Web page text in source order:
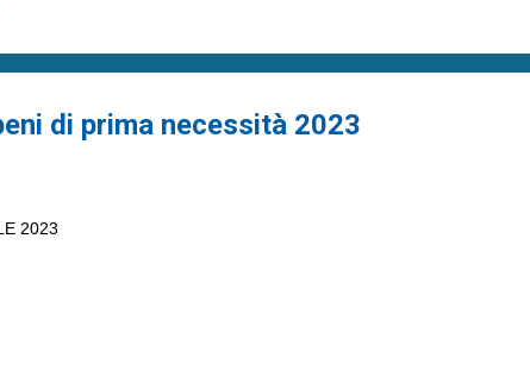
di prima necessità 2023
2023